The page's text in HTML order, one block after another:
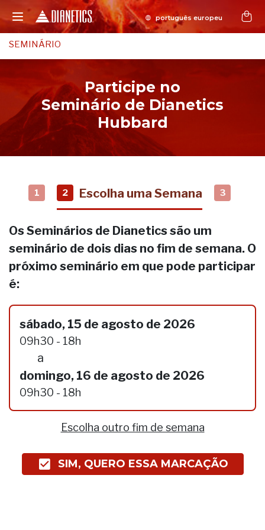
SEMINÁRIO
Participe no
Seminário de Dianetics
Hubbard
1 2 Escolha uma Semana 3
Os Seminários de Dianetics são um
seminário de dois dias no fim de semana. O
próximo seminário em que pode participar
é:
sábado, 15 de agosto de 2026
09h30 - 18h
a
domingo, 16 de agosto de 2026
09h30 - 18h
Escolha outro fim de semana
SIM, QUERO ESSA MARCAÇÃO